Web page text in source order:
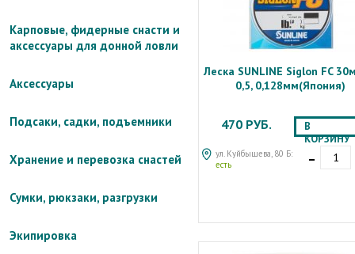
Карповые, фидерные снасти и
аксессуары для донной ловли
Аксессуары
Подсаки, садки, подъемники
Хранение и перевозка снастей
Сумки, рюкзаки, разгрузки
Экипировка
Леска SUNLINE Siglon FC
0,5, 0,128мм(Япония)
470 РУБ.
ул. Куйбышева, 80 Б:
есть
В
КОРЗИНУ
-